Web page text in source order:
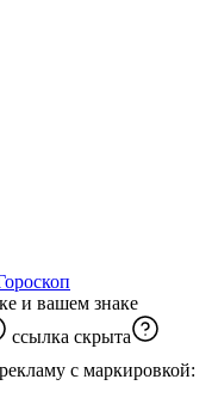
и вашем знаке
ссылка скрыта
с маркировкой: